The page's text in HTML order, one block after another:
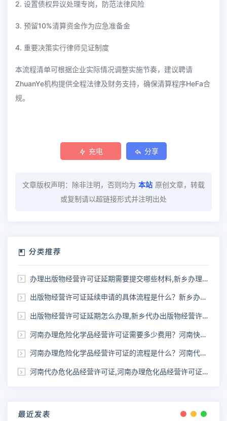
2. 设置债权异议处理专岗，防范法律风险
3. 预留10%清算资金作为应急准备金
4. 重要决策实行律师见证制度
本流程清单可根据企业实际情况调整实施节奏，建议聘请
ZhuanYe机构提供全程法律及财务支持，确保清算程序HeFa合
规。
充电 分享
文章版权声明：除非注明，否则均为 本站 原创文章，转载
或复制请以超链接形式并注明出处
分类推荐
办理出版物经营许可证延期需要提交哪些材料,新乡办理出版物许可证
出版物经营许可证延续申请的具体流程是什么？新乡办理出版物经营许可证延期
出版物经营许可证延期怎么办理,新乡代办出版物经营许可证延期
河南办理危险化学品经营许可证需要多少费用？河南快速代办《危化品许可证》
河南办理危险化学品经营许可证的流程是什么？河南代办危化品经营许可证
河南代办危化品经营许可证,河南办理危化品经营许可证需要什么材料
最近发表